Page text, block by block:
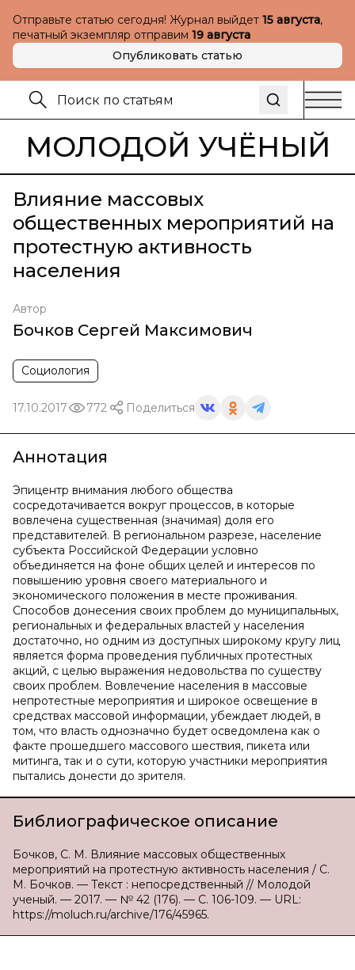
Отправьте статью сегодня! Журнал выйдет 15 августа,
печатный экземпляр отправим 19 августа
Опубликовать статью
МОЛОДОЙ УЧЁНЫЙ
Влияние массовых
общественных мероприятий на
протестную активность
населения
Автор
Бочков Сергей Максимович
Социология
17.10.2017 772 Поделиться
Аннотация
Эпицентр внимания любого общества
сосредотачивается вокруг процессов, в которые
вовлечена существенная (значимая) доля его
представителей. В региональном разрезе, население
субъекта Российской Федерации условно
объединяется на фоне общих целей и интересов по
повышению уровня своего материального и
экономического положения в месте проживания.
Способов донесения своих проблем до муниципальных,
региональных и федеральных властей у населения
достаточно, но одним из доступных широкому кругу лиц
является форма проведения публичных протестных
акций, с целью выражения недовольства по существу
своих проблем. Вовлечение населения в массовые
непротестные мероприятия и широкое освещение в
средствах массовой информации, убеждает людей, в
том, что власть однозначно будет осведомлена как о
факте прошедшего массового шествия, пикета или
митинга, так и о сути, которую участники мероприятия
пытались донести до зрителя.
Библиографическое описание
Бочков, С. М. Влияние массовых общественных
мероприятий на протестную активность населения / С.
М. Бочков. — Текст : непосредственный // Молодой
ученый. — 2017. — № 42 (176). — С. 106-109. — URL:
https://moluch.ru/archive/176/45965.